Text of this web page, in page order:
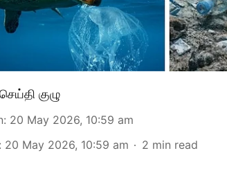
குழு
: 20 May 2026, 10:59 am
: 20 May 2026, 10:59 am 2 min read